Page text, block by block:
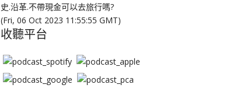
史.沿革.不帶現金可以去旅行嗎?
(Fri, 06 Oct 2023 11:55:55 GMT)
收聽平台